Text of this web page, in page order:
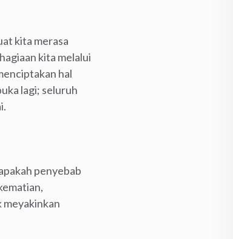
kita merasa
kita melalui
hal
lagi; seluruh
penyebab
meyakinkan